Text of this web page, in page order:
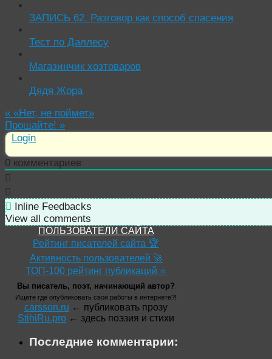
ЗАПИСЬ 62. Разговор как способ спасения
Тест по Даллесу
Магазинчик хозтоваров
Дядя Жора
« «Нет, не поймет»
Прощайте! »
Login
0 комментариев
Inline Feedbacks
View all comments
ПОЛЬЗОВАТЕЛИ САЙТА
Рейтинг писателей сайта 🏆
Активность пользователей 🚀
ТОП-100 рейтинг публикаций ⭐
Вы писатель, поэт, начинающий автор?
Ищете где опубликовать свои работы в интернете?!
carsson.ru ← публиковать прозу
StihiRu.pro ← здесь поэзия и стихи
Последние комментарии: